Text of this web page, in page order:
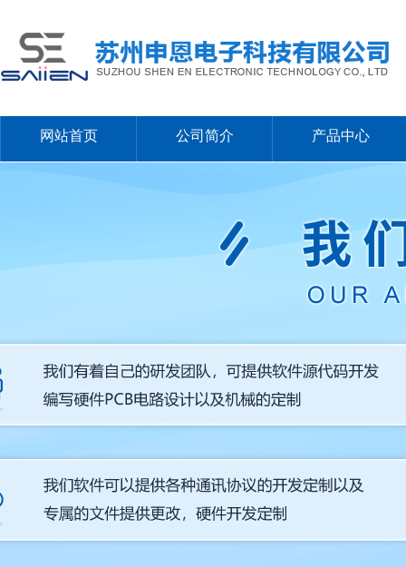
网站首页 公司简介 产品中心